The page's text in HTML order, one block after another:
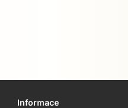
Informace